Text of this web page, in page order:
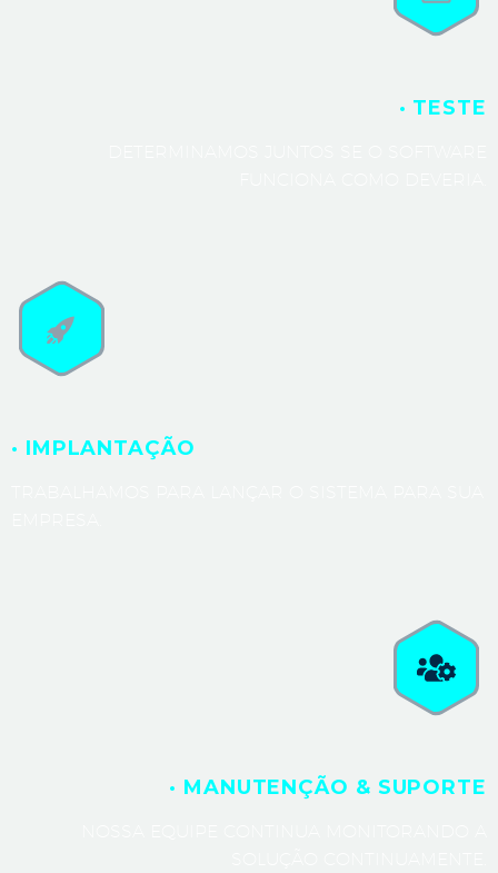
· TESTE
· IMPLANTAÇÃO
· MANUTENÇÃO & SUPORTE